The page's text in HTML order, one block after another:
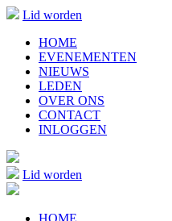
Lid worden
HOME
EVENEMENTEN
NIEUWS
LEDEN
OVER ONS
CONTACT
INLOGGEN
Lid worden
HOME